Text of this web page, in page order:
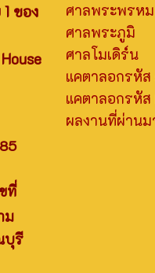
ของ
ที่
ม
บุรี
ศาลพระพรหม
ศาลพระภูมิ
ศาลโมเดิร์น
แคตาลอกรหัส
แคตาลอกรหัส
ผลงานที่ผ่านม